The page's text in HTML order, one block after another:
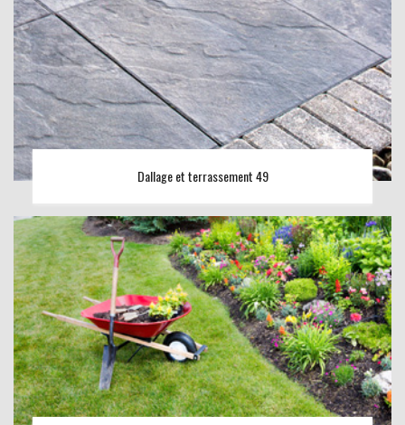
Dallage et terrassement 49